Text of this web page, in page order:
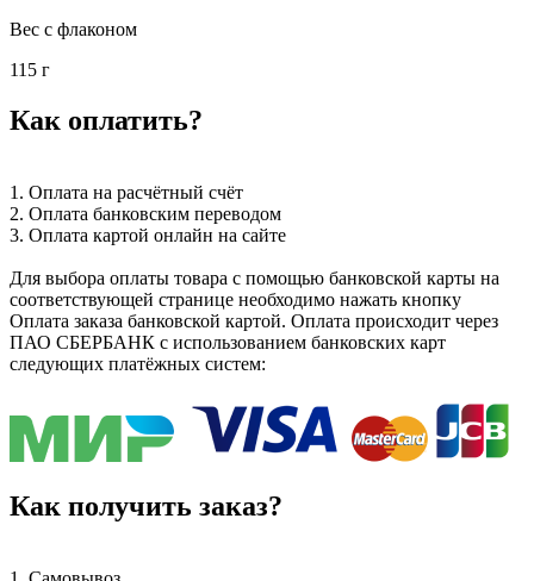
Вес с флаконом
115 г
Как оплатить?
1. Оплата на расчётный счёт
2. Оплата банковским переводом
3. Оплата картой онлайн на сайте
Для выбора оплаты товара с помощью банковской карты на
соответствующей странице необходимо нажать кнопку
Оплата заказа банковской картой. Оплата происходит через
ПАО СБЕРБАНК с использованием банковских карт
следующих платёжных систем:
Как получить заказ?